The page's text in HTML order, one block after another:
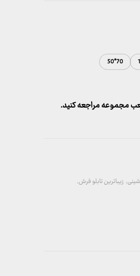
70*50
مجموعه مراجعه کنید.
, زیباترین تابلو فرش,